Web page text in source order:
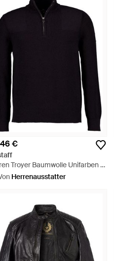
€
Troyer Baumwolle Unifarben -
Herrenausstatter